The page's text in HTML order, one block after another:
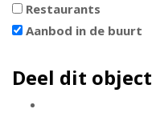
Restaurants
Aanbod in de buurt
Deel dit object